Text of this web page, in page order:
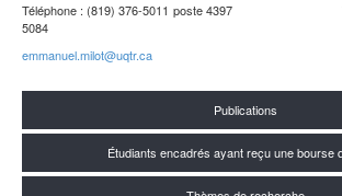
Téléphone : (819) 376-5011 poste 4397
5084
emmanuel.milot@uqtr.ca
Publications
Étudiants encadrés ayant reçu une bourse